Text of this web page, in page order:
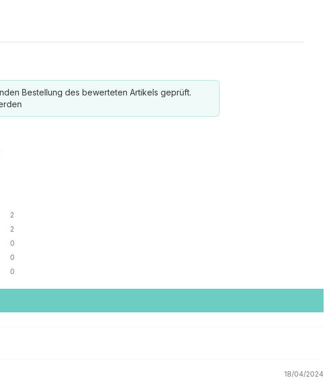
Bestellung des bewerteten Artikels geprüft.
2
2
0
0
0
18/04/2024